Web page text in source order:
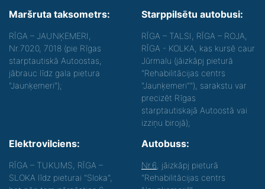
Maršruta taksometrs:
RĪGA – JAUNĶEMERI,
Nr.7020, 7018 (pie Rīgas
starptautiskā Autoostas,
jābrauc līdz gala pietura
"Jaunķemeri");
Starppilsētu autobusi:
RĪGA – TALSI, RĪGA – ROJA,
RĪGA - KOLKA, kas kursē caur
Jūrmalu (jāizkāpj pieturā
"Rehabilitācijas centrs
"Jaunķemeri""), sarakstu var
precizēt Rīgas
starptautiskajā Autoostā vai
izziņu birojā);
Elektrovilciens:
RĪGA – TUKUMS, RĪGA –
SLOKA līdz pieturai "Sloka",
Autobuss:
Nr.6 , jāizkāpj pieturā
"Rehabilitācijas centrs